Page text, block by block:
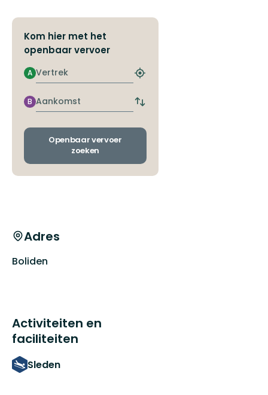
Kom hier met het
openbaar vervoer
Vertrek
A
Zoek
dichtstbijzijnde
halte
Aankomst
B
Wissel
en
Openbaar vervoer
zoeken
Adres
Boliden
Activiteiten en
faciliteiten
Sleden